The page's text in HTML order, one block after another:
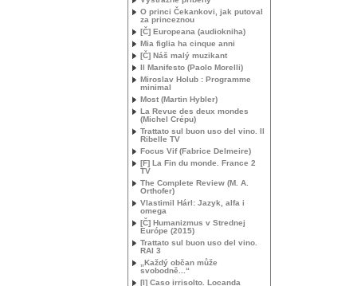
O princi Čekankovi, jak putoval
za princeznou
[Č] Europeana (audiokniha)
Mia figlia ha cinque anni
[Č] Náš malý muzikant
Il Manifesto (Paolo Morelli)
Miroslav Holub : Programme
minimal
Most (Martin Hybler)
La Revue des deux mondes
(Michel Crépu)
Trattato sul buon uso del vino. Il
Ribelle TV
Focus Vif (Fabrice Delmeire)
[F] La Fin du monde. France 2
TV
The Complete Review (M. A.
Orthofer)
Vlastimil Hárl: Jazyk, alfa i
omega
[Č] Humanizmus v Strednej
Európe (2015)
Trattato sul buon uso del vino.
RAI 3
„Každý občan může
svobodně...“
[I] Caso irrisolto. Locanda